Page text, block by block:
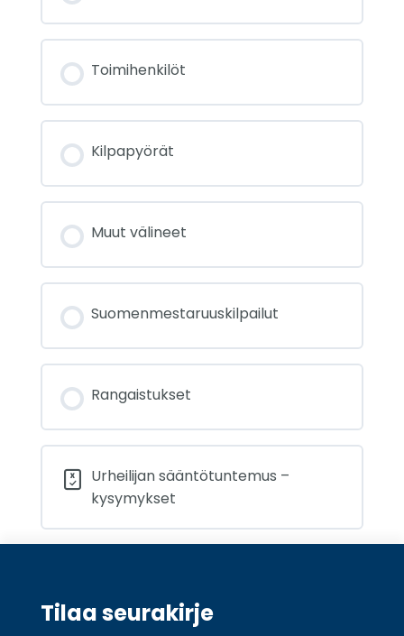
Toimihenkilöt
Kilpapyörät
Muut välineet
Suomenmestaruuskilpailut
Rangaistukset
Urheilijan sääntötuntemus –
kysymykset
Tilaa seurakirje